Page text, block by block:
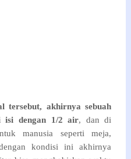
tersebut, akhirnya sebuah
isi dengan 1/2 air, dan di
manusia seperti meja,
kondisi ini akhirnya